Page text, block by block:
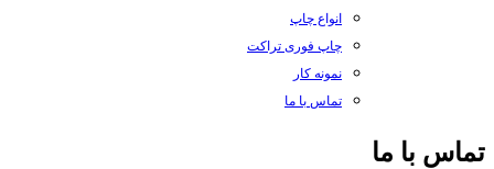
انواع چاپ
چاپ فوری تراکت
نمونه کار
تماس با ما
تماس با ما